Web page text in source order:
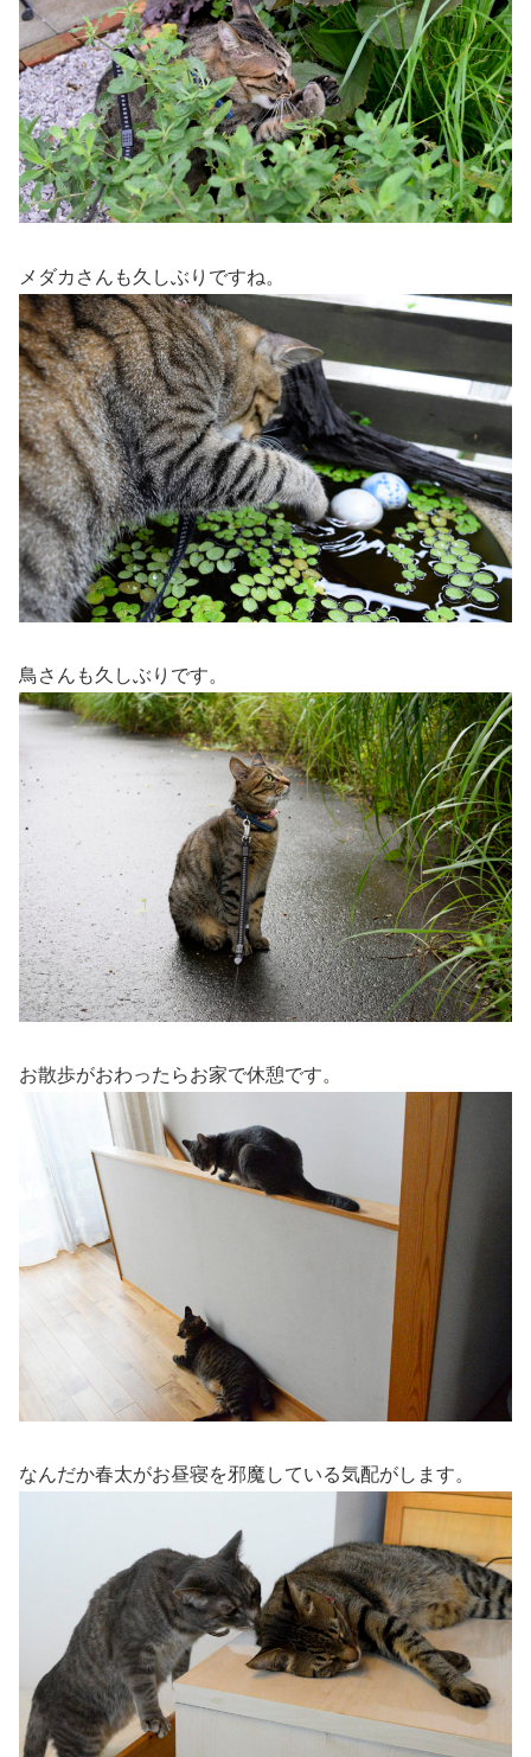
メダカさんも久しぶりですね。
鳥さんも久しぶりです。
お散歩がおわったらお家で休憩です。
なんだか春太がお昼寝を邪魔している気配がします。